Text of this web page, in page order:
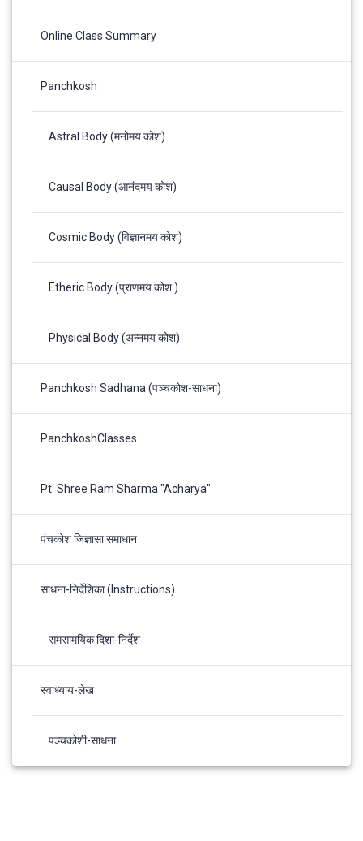
Online Class Summary
Panchkosh
Astral Body (मनोमय कोश)
Causal Body (आनंदमय कोश)
Cosmic Body (विज्ञानमय कोश)
Etheric Body (प्राणमय कोश )
Physical Body (अन्नमय कोश)
Panchkosh Sadhana (पञ्चकोश-साधना)
PanchkoshClasses
Pt. Shree Ram Sharma "Acharya"
पंचकोश जिज्ञासा समाधान
साधना-निर्देशिका (Instructions)
समसामयिक दिशा-निर्देश
स्वाध्याय-लेख
पञ्चकोशी-साधना